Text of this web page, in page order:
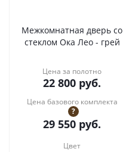
Межкомнатная дверь со
стеклом Ока Лео - грей
Цена за полотно
22 800 руб.
Цена базового комплекта
?
29 550 руб.
Цвет